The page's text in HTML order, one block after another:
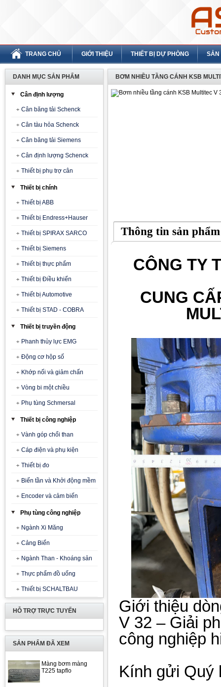
TRANG CHỦ GIỚI THIỆU THIẾT BỊ DỰ PHÒNG SẢN
DANH MỤC SẢN PHẨM
Cân định lượng
Cân băng tải Schenck
Cân tàu hỏa Schenck
Cân băng tải Siemens
Cân định lượng Schenck
Thiết bị phụ trợ cân
Thiết bị chính
Thiết bị ABB
Thiết bị Endress+Hauser
Thiết bị SPIRAX SARCO
Thiết bị Siemens
Thiết bị thực phẩm
Thiết bị Điều khiển
Thiết bị Automotive
Thiết bị STAD - COBRA
Thiết bị truyền động
Phanh thủy lực EMG
Động cơ hộp số
Khớp nối và giảm chấn
Vòng bi một chiều
Phụ tùng Schmersal
Thiết bị công nghiệp
Vành góp chổi than
Cáp điện và phụ kiện
Thiết bị đo
Biến tần và Khởi động mềm
Encoder và cảm biến
Phụ tùng công nghiệp
Ngành Xi Măng
Cảng Biển
Ngành Than - Khoáng sản
Thực phẩm đồ uống
Thiết bị SCHALTBAU
HỖ TRỢ TRỰC TUYẾN
SẢN PHẨM ĐÃ XEM
Màng bơm màng
T225 tapflo
BƠM NHIỀU TẦNG CÁNH KSB
Thông tin sản phẩm
CÔNG TY
CUNG
Giới thiệu
V 32 – Giải
công nghiệp
Kính gửi Quý